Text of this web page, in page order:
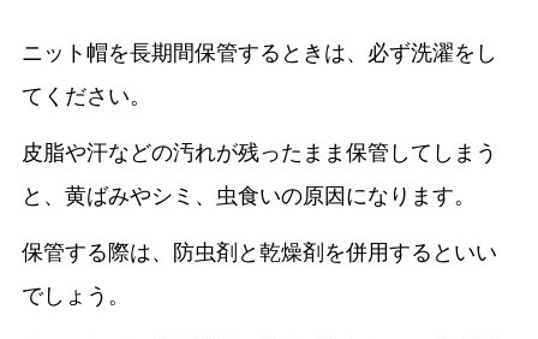
ニット帽を長期間保管するときは、必ず洗濯をし
てください。
皮脂や汗などの汚れが残ったまま保管してしまう
と、黄ばみやシミ、虫食いの原因になります。
保管する際は、防虫剤と乾燥剤を併用するといい
でしょう。